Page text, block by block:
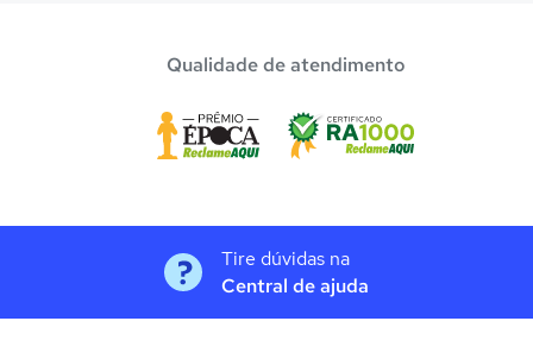
Qualidade de atendimento
Tire dúvidas na
Central de ajuda